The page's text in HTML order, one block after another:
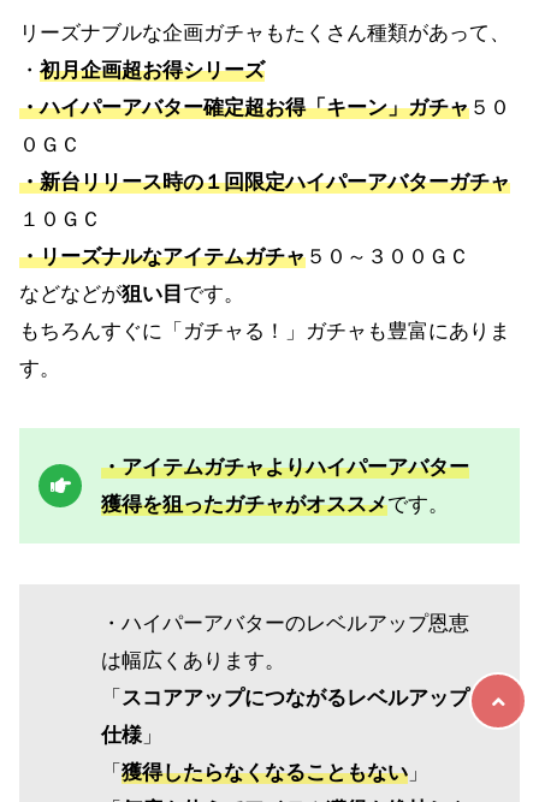
リーズナブルな企画ガチャもたくさん種類があって、
・ 初月企画超お得シリーズ
・ハイパーアバター確定超お得「キーン」ガチャ ５０
０ＧＣ
・新台リリース時の１回限定ハイパーアバターガチャ
１０ＧＣ
・リーズナルなアイテムガチャ ５０～３００ＧＣ
などなどが狙い目 です。
もちろんすぐに「ガチャる！」ガチャも豊富にありま
す。
・アイテムガチャよりハイパーアバター
獲得を狙ったガチャがオススメです。
・ハイパーアバターのレベルアップ恩恵
は幅広くあります。
「 スコアアップにつながるレベルアップ
仕様」
「 獲得したらなくなることもない 」